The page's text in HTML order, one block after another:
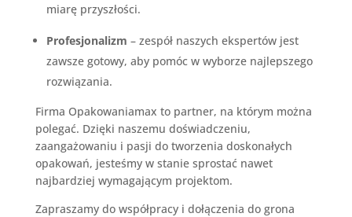
miarę przyszłości.
Profesjonalizm – zespół naszych ekspertów jest
zawsze gotowy, aby pomóc w wyborze najlepszego
rozwiązania.
Firma Opakowaniamax to partner, na którym można
polegać. Dzięki naszemu doświadczeniu,
zaangażowaniu i pasji do tworzenia doskonałych
opakowań, jesteśmy w stanie sprostać nawet
najbardziej wymagającym projektom.
Zapraszamy do współpracy i dołączenia do grona